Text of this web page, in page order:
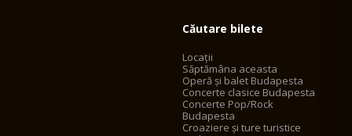
Căutare bilete
Locații
Săptămâna aceasta
Operă și balet Budapesta
Concerte clasice Budapesta
Concerte Pop/Rock
Budapesta
Croaziere și ture turistice